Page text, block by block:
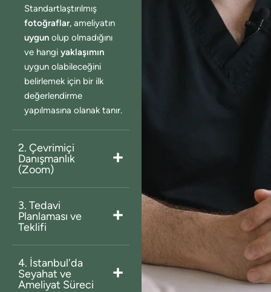
Standartlaştırılmış
fotoğraflar, ameliyatın
uygun olup olmadığını
ve hangi yaklaşımın
uygun olabileceğini
belirlemek için bir ilk
değerlendirme
yapılmasına olanak tanır.
2. Çevrimiçi
Danışmanlık
(Zoom)
3. Tedavi
Planlaması ve
Teklifi
4. İstanbul'da
Seyahat ve
Ameliyat Süreci